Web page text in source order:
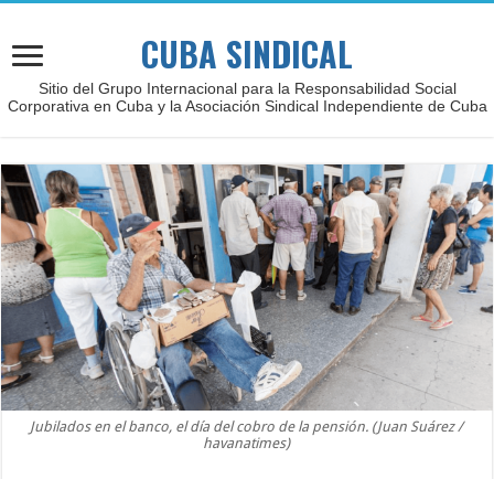
CUBA SINDICAL
Sitio del Grupo Internacional para la Responsabilidad Social
Corporativa en Cuba y la Asociación Sindical Independiente de Cuba
Jubilados en el banco, el día del cobro de la pensión. (Juan Suárez /
havanatimes)